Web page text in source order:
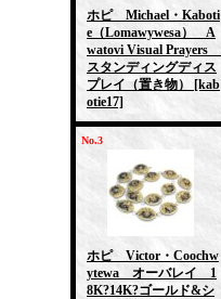
ホピ Michael・Kaboti
e（Lomawywesa） A
watovi Visual Prayers
スタンディングディス
プレイ（置き物）
[kab
otie17]
No.3
ホピ Victor・Coochw
ytewa オーバレイ 1
8K?14K?ゴールド&シ